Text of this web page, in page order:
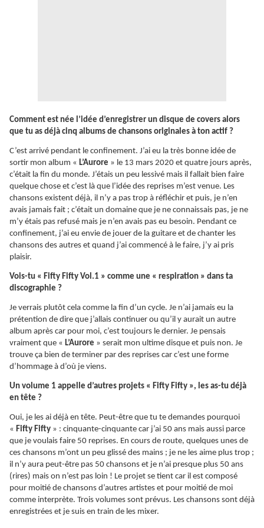
Comment est née l’idée d’enregistrer un disque de covers alors
que tu as déjà cinq albums de chansons originales à ton actif ?
C’est arrivé pendant le confinement. J’ai eu la très bonne idée de
sortir mon album « L’Aurore » le 13 mars 2020 et quatre jours après,
c’était la fin du monde. J’étais un peu lessivé mais il fallait bien faire
quelque chose et c’est là que l’idée des reprises m’est venue. Les
chansons existent déjà, il n’y a pas trop à réfléchir et puis, je n’en
avais jamais fait ; c’était un domaine que je ne connaissais pas, je ne
m’y étais pas refusé mais je n’en avais pas eu besoin. Pendant ce
confinement, j’ai eu envie de jouer de la guitare et de chanter les
chansons des autres et quand j’ai commencé à le faire, j’y ai pris
plaisir.
Vois-tu « Fifty Fifty Vol.1 » comme une « respiration » dans ta
discographie ?
Je verrais plutôt cela comme la fin d’un cycle. Je n’ai jamais eu la
prétention de dire que j’allais continuer ou qu’il y aurait un autre
album après car pour moi, c’est toujours le dernier. Je pensais
vraiment que « L’Aurore » serait mon ultime disque et puis non. Je
trouve ça bien de terminer par des reprises car c’est une forme
d’hommage à d’où je viens.
Un volume 1 appelle d’autres projets « Fifty Fifty », les as-tu déjà
en tête ?
Oui, je les ai déjà en tête. Peut-être que tu te demandes pourquoi
« Fifty Fifty » : cinquante-cinquante car j’ai 50 ans mais aussi parce
que je voulais faire 50 reprises. En cours de route, quelques unes de
ces chansons m’ont un peu glissé des mains ; je ne les aime plus trop ;
il n’y aura peut-être pas 50 chansons et je n’ai presque plus 50 ans
(rires) mais on n’est pas loin ! Le projet se tient car il est composé
pour moitié de chansons d’autres artistes et pour moitié de moi
comme interprète. Trois volumes sont prévus. Les chansons sont déjà
enregistrées et je suis en train de les mixer.